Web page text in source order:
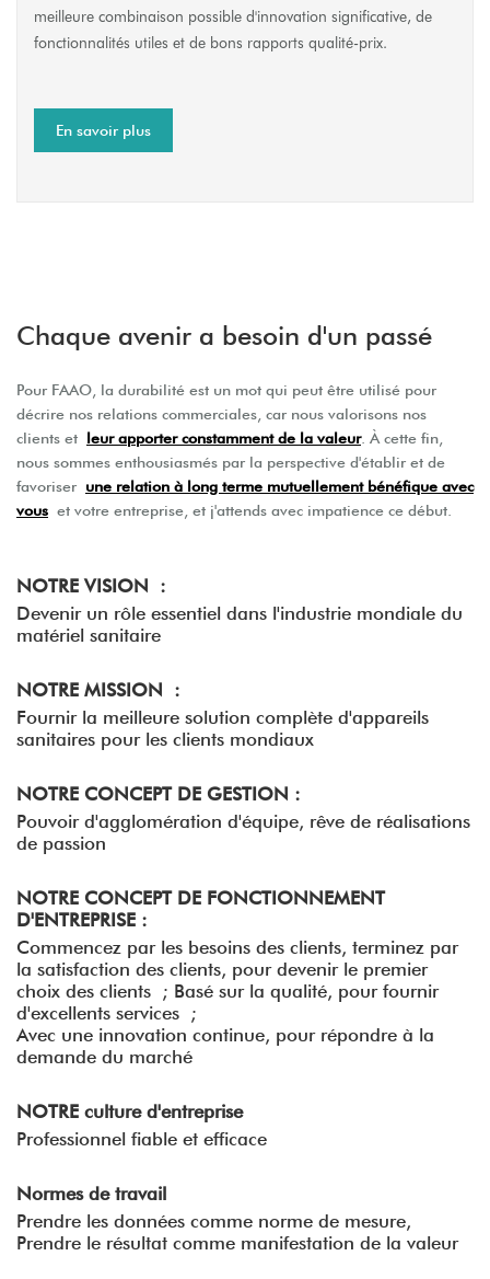
meilleure combinaison possible d'innovation significative, de
fonctionnalités utiles et de bons rapports qualité-prix.
En savoir plus
Chaque avenir a besoin d'un passé
Pour FAAO, la durabilité est un mot qui peut être utilisé pour
décrire nos relations commerciales, car nous valorisons nos
clients et leur apporter constamment de la valeur. À cette fin,
nous sommes enthousiasmés par la perspective d'établir et de
favoriser une relation à long terme mutuellement bénéfique avec
vous et votre entreprise, et j'attends avec impatience ce début.
NOTRE VISION :
Devenir un rôle essentiel dans l'industrie mondiale du
matériel sanitaire
NOTRE MISSION :
Fournir la meilleure solution complète d'appareils
sanitaires pour les clients mondiaux
NOTRE CONCEPT DE GESTION :
Pouvoir d'agglomération d'équipe, rêve de réalisations
de passion
NOTRE CONCEPT DE FONCTIONNEMENT
D'ENTREPRISE :
Commencez par les besoins des clients, terminez par
la satisfaction des clients, pour devenir le premier
choix des clients ; Basé sur la qualité, pour fournir
d'excellents services ;
Avec une innovation continue, pour répondre à la
demande du marché
NOTRE culture d'entreprise
Professionnel fiable et efficace
Normes de travail
Prendre les données comme norme de mesure,
Prendre le résultat comme manifestation de la valeur